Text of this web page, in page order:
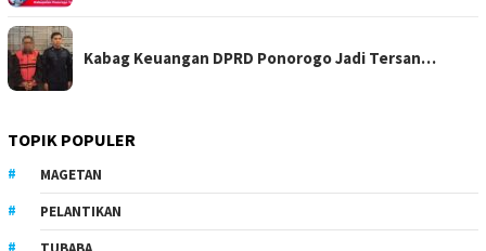
Kabag Keuangan DPRD Ponorogo Jadi Tersan…
TOPIK POPULER
MAGETAN
PELANTIKAN